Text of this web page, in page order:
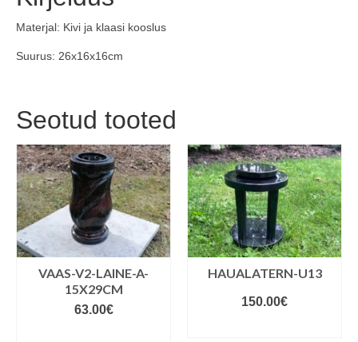
Materjal: Kivi ja klaasi kooslus
Suurus: 26x16x16cm
Seotud tooted
VAAS-V2-LAINE-A-
15X29CM
63.00€
HAUALATERN-U13
150.00€